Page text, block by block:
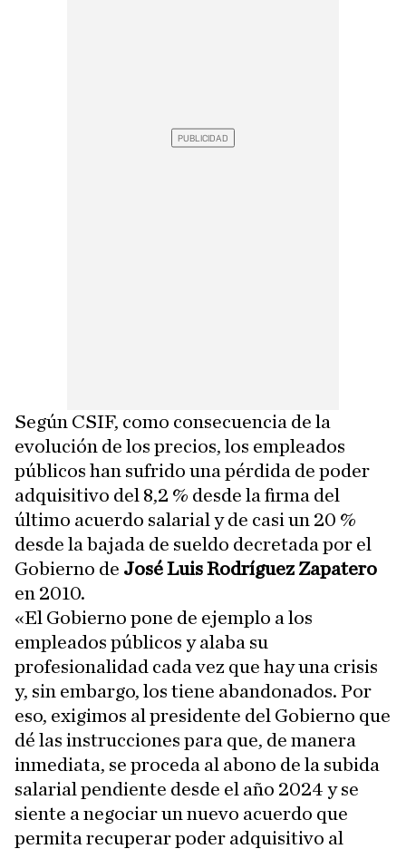
Según CSIF, como consecuencia de la
evolución de los precios, los empleados
públicos han sufrido una pérdida de poder
adquisitivo del 8,2 % desde la firma del
último acuerdo salarial y de casi un 20 %
desde la bajada de sueldo decretada por el
Gobierno de José Luis Rodríguez Zapatero
en 2010.
«El Gobierno pone de ejemplo a los
empleados públicos y alaba su
profesionalidad cada vez que hay una crisis
y, sin embargo, los tiene abandonados. Por
eso, exigimos al presidente del Gobierno que
dé las instrucciones para que, de manera
inmediata, se proceda al abono de la subida
salarial pendiente desde el año 2024 y se
siente a negociar un nuevo acuerdo que
permita recuperar poder adquisitivo al